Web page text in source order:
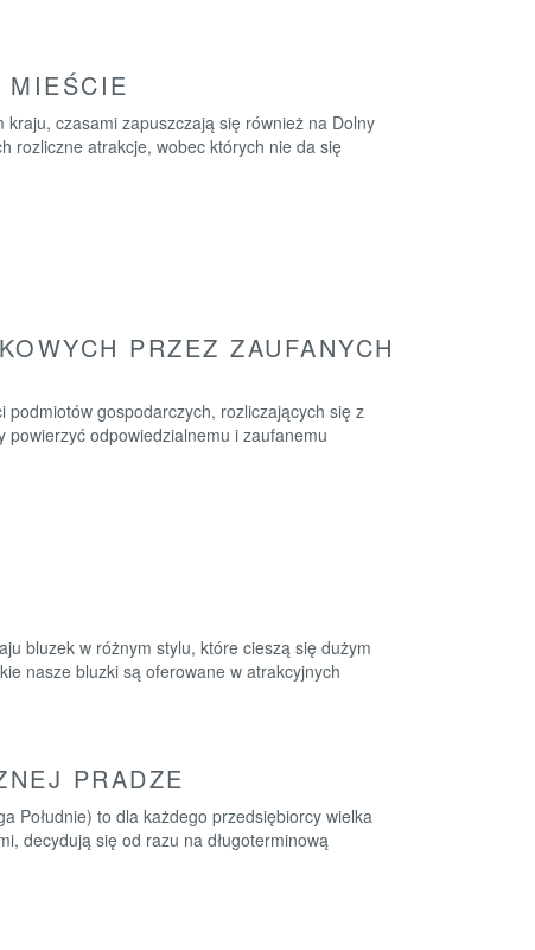
MIEŚCIE
czasami zapuszczają się również na Dolny
rozliczne atrakcje, wobec których nie da się
PRZEZ ZAUFANYCH
podmiotów gospodarczych, rozliczających się z
powierzyć odpowiedzialnemu i zaufanemu
bluzek w różnym stylu, które cieszą się dużym
nasze bluzki są oferowane w atrakcyjnych
PRADZE
Południe) to dla każdego przedsiębiorcy wielka
decydują się od razu na długoterminową